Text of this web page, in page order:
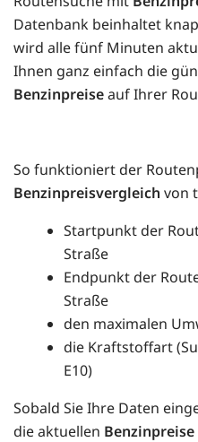
Datenbank beinhaltet
wird alle fünf Minuten
Ihnen ganz einfach die
Benzinpreiseauf Ihrer
So funktioniert der
Benzinpreisvergleich von
Startpunkt der
Straße
Endpunkt der
Straße
den maximalen
die Kraftstoffart
E10)
Sobald Sie Ihre Daten
die aktuellen Benzinpreise